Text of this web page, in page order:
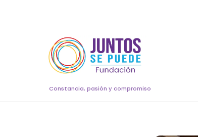
Constancia, pasión y compromiso